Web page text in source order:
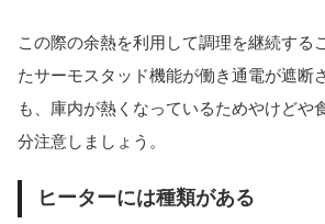
この際の余熱を利用して調理を継続する
たサーモスタッド機能が働き通電が遮断
も、庫内が熱くなっているためやけどや
分注意しましょう。
ヒーターには種類がある